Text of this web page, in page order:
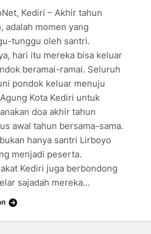
Kediri – Akhir tahun
adalah momen yang
tunggu oleh santri.
hari itu mereka bisa keluar
beramai-ramai. Seluruh
pondok keluar menuju
Kota Kediri untuk
doa akhir tahun
awal tahun bersama-sama.
hanya santri Lirboyo
menjadi peserta.
Kediri juga berbondong
sajadah mereka…